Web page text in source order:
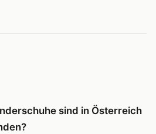
sind in Österreich